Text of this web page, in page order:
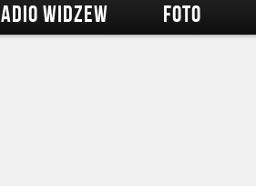
WIDZEW FOTO